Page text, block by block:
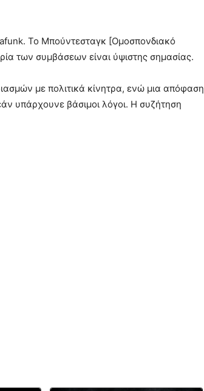
Το Μπούντεσταγκ [Ομοσπονδιακό
των συμβάσεων είναι ύψιστης σημασίας.
με πολιτικά κίνητρα, ενώ μια απόφαση
υπάρχουνε βάσιμοι λόγοι. Η συζήτηση